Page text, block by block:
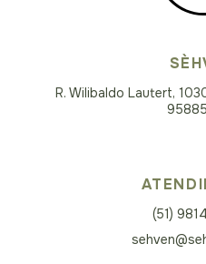
R. Wilibaldo Lautert,
(51)